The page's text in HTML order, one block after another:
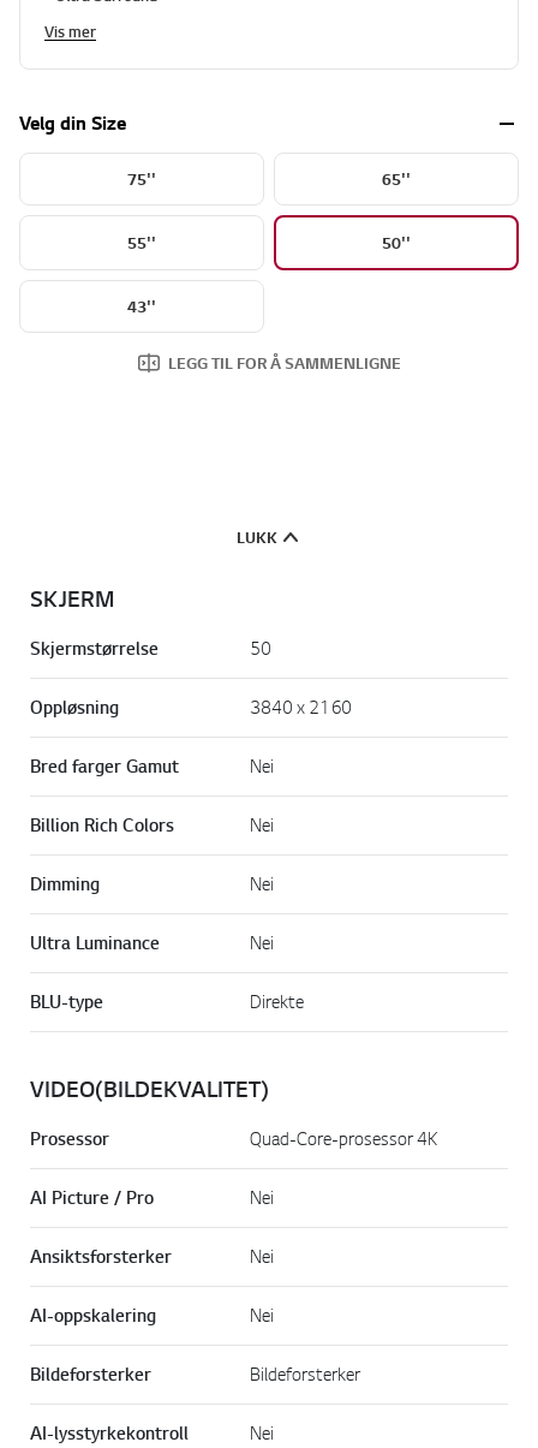
Vis mer
Velg din Size
75'' 65''
55'' 50''
43''
LEGG TIL FOR Å SAMMENLIGNE
LUKK
SKJERM
Skjermstørrelse 50
Oppløsning 3840 x 2160
Bred farger Gamut Nei
Billion Rich Colors Nei
Dimming Nei
Ultra Luminance Nei
BLU-type Direkte
VIDEO(BILDEKVALITET)
Prosessor Quad-Core-prosessor 4K
AI Picture / Pro Nei
Ansiktsforsterker Nei
AI-oppskalering Nei
Bildeforsterker Bildeforsterker
AI-lysstyrkekontroll Nei